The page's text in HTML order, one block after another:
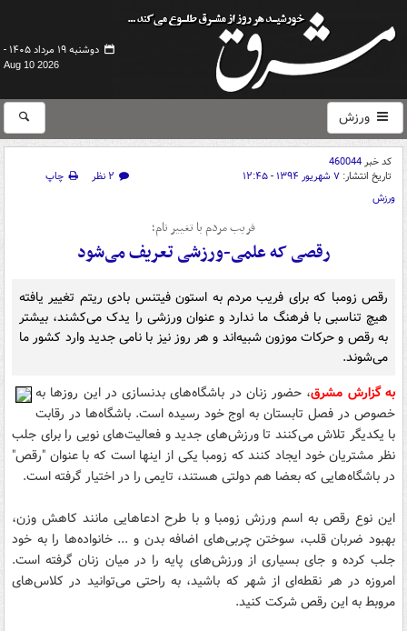
دوشنبه ۱۹ مرداد ۱۴۰۵ -
Aug 10 2026
ورزش
کد خبر460044
تاریخ انتشار: ۷ شهریور ۱۳۹۴ - ۱۲:۴۵ ۲ نظر
چاپ
ورزش
فریب مردم با تغییر نام؛
رقصی که علمی-ورزشی تعریف می‌شود
رقص زومبا که برای فریب مردم به استون فیتنس بادی ریتم تغییر یافته
‌هیچ تناسبی با فرهنگ ما ندارد و عنوان ورزشی را یدک می‌کشند، بیشتر
به رقص و حرکات موزون شبیه‌اند و هر روز نیز با نامی جدید وارد کشور ما
می‌شوند.
به گزارش مشرق، حضور زنان در باشگاه‌های بدنسازی در این روزها به
خصوص در فصل تابستان به اوج خود رسیده است. باشگاه‌ها در رقابت
با یکدیگر تلاش می‌کنند تا ورزش‌های جدید و فعالیت‌های نویی را برای جلب
نظر مشتریان خود ایجاد کنند که زومبا یکی از اینها است که با عنوان "رقص"
در باشگاه‌هایی که بعضا هم دولتی هستند، تایمی را در اختیار گرفته است.
این نوع رقص به اسم ورزش زومبا و با طرح ادعاهایی مانند کاهش وزن،
بهبود ضربان قلب، سوختن چربی‌های اضافه بدن و ... خانواده‌ها را به خود
جلب کرده و جای بسیاری از ورزش‌های پایه را در میان زنان گرفته است.
امروزه در هر نقطه‌ای از شهر که باشید، به راحتی می‌توانید در کلاس‌های
مروبط به این رقص شرکت کنید.